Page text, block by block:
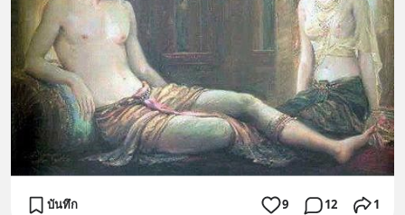
บันทึก 9 12 1